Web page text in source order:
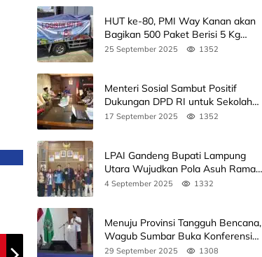
HUT ke-80, PMI Way Kanan akan
Bagikan 500 Paket Berisi 5 Kg
Beras
25 September 2025 1352
Menteri Sosial Sambut Positif
Dukungan DPD RI untuk Sekolah
Rakyat
17 September 2025 1352
LPAI Gandeng Bupati Lampung
Utara Wujudkan Pola Asuh Ramah
Anak Lewat Seminar Kak Seto, Ini
4 September 2025 1332
Menuju Provinsi Tangguh Bencana,
Wagub Sumbar Buka Konferensi
3rd ICDMM 2025 di Unand
29 September 2025 1308